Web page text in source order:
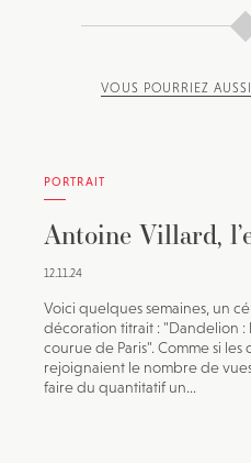
VOUS POURRIEZ
PORTRAIT
Antoine Villard,
12.11.24
Voici quelques semaines, un
décoration titrait : "Dandelion :
courue de Paris". Comme si
rejoignaient le nombre de
faire du quantitatif un...